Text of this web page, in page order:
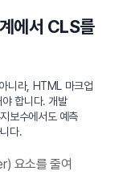
에서 CLS를
니라, HTML 마크업
합니다. 개발
보수에서도 예측
다.
요소를 줄여